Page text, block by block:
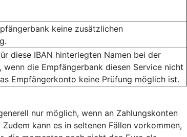
keine zusätzlichen
diese IBAN hinterlegten Namen bei der
die Empfängerbank diesen Service nicht
Empfängerkonto keine Prüfung möglich ist.
nur möglich, wenn an Zahlungskonten
kann es in seltenen Fällen vorkommen,